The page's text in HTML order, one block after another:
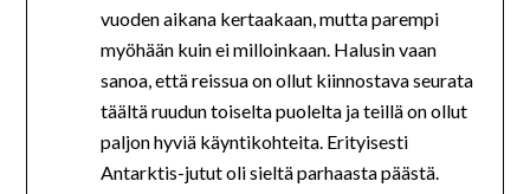
vuoden aikana kertaakaan, mutta parempi
myöhään kuin ei milloinkaan. Halusin vaan
sanoa, että reissua on ollut kiinnostava seurata
täältä ruudun toiselta puolelta ja teillä on ollut
paljon hyviä käyntikohteita. Erityisesti
Antarktis-jutut oli sieltä parhaasta päästä.